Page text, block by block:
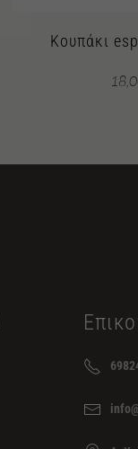
Κουπάκι